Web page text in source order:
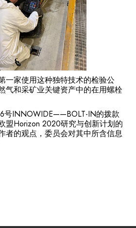
一家使用这种独特技术的检验公
气和采矿业关键资产中的在用螺栓
号INNOWIDE——BOLT-IN的拨款
盟Horizon 2020研究与创新计划的
者的观点，委员会对其中所含信息